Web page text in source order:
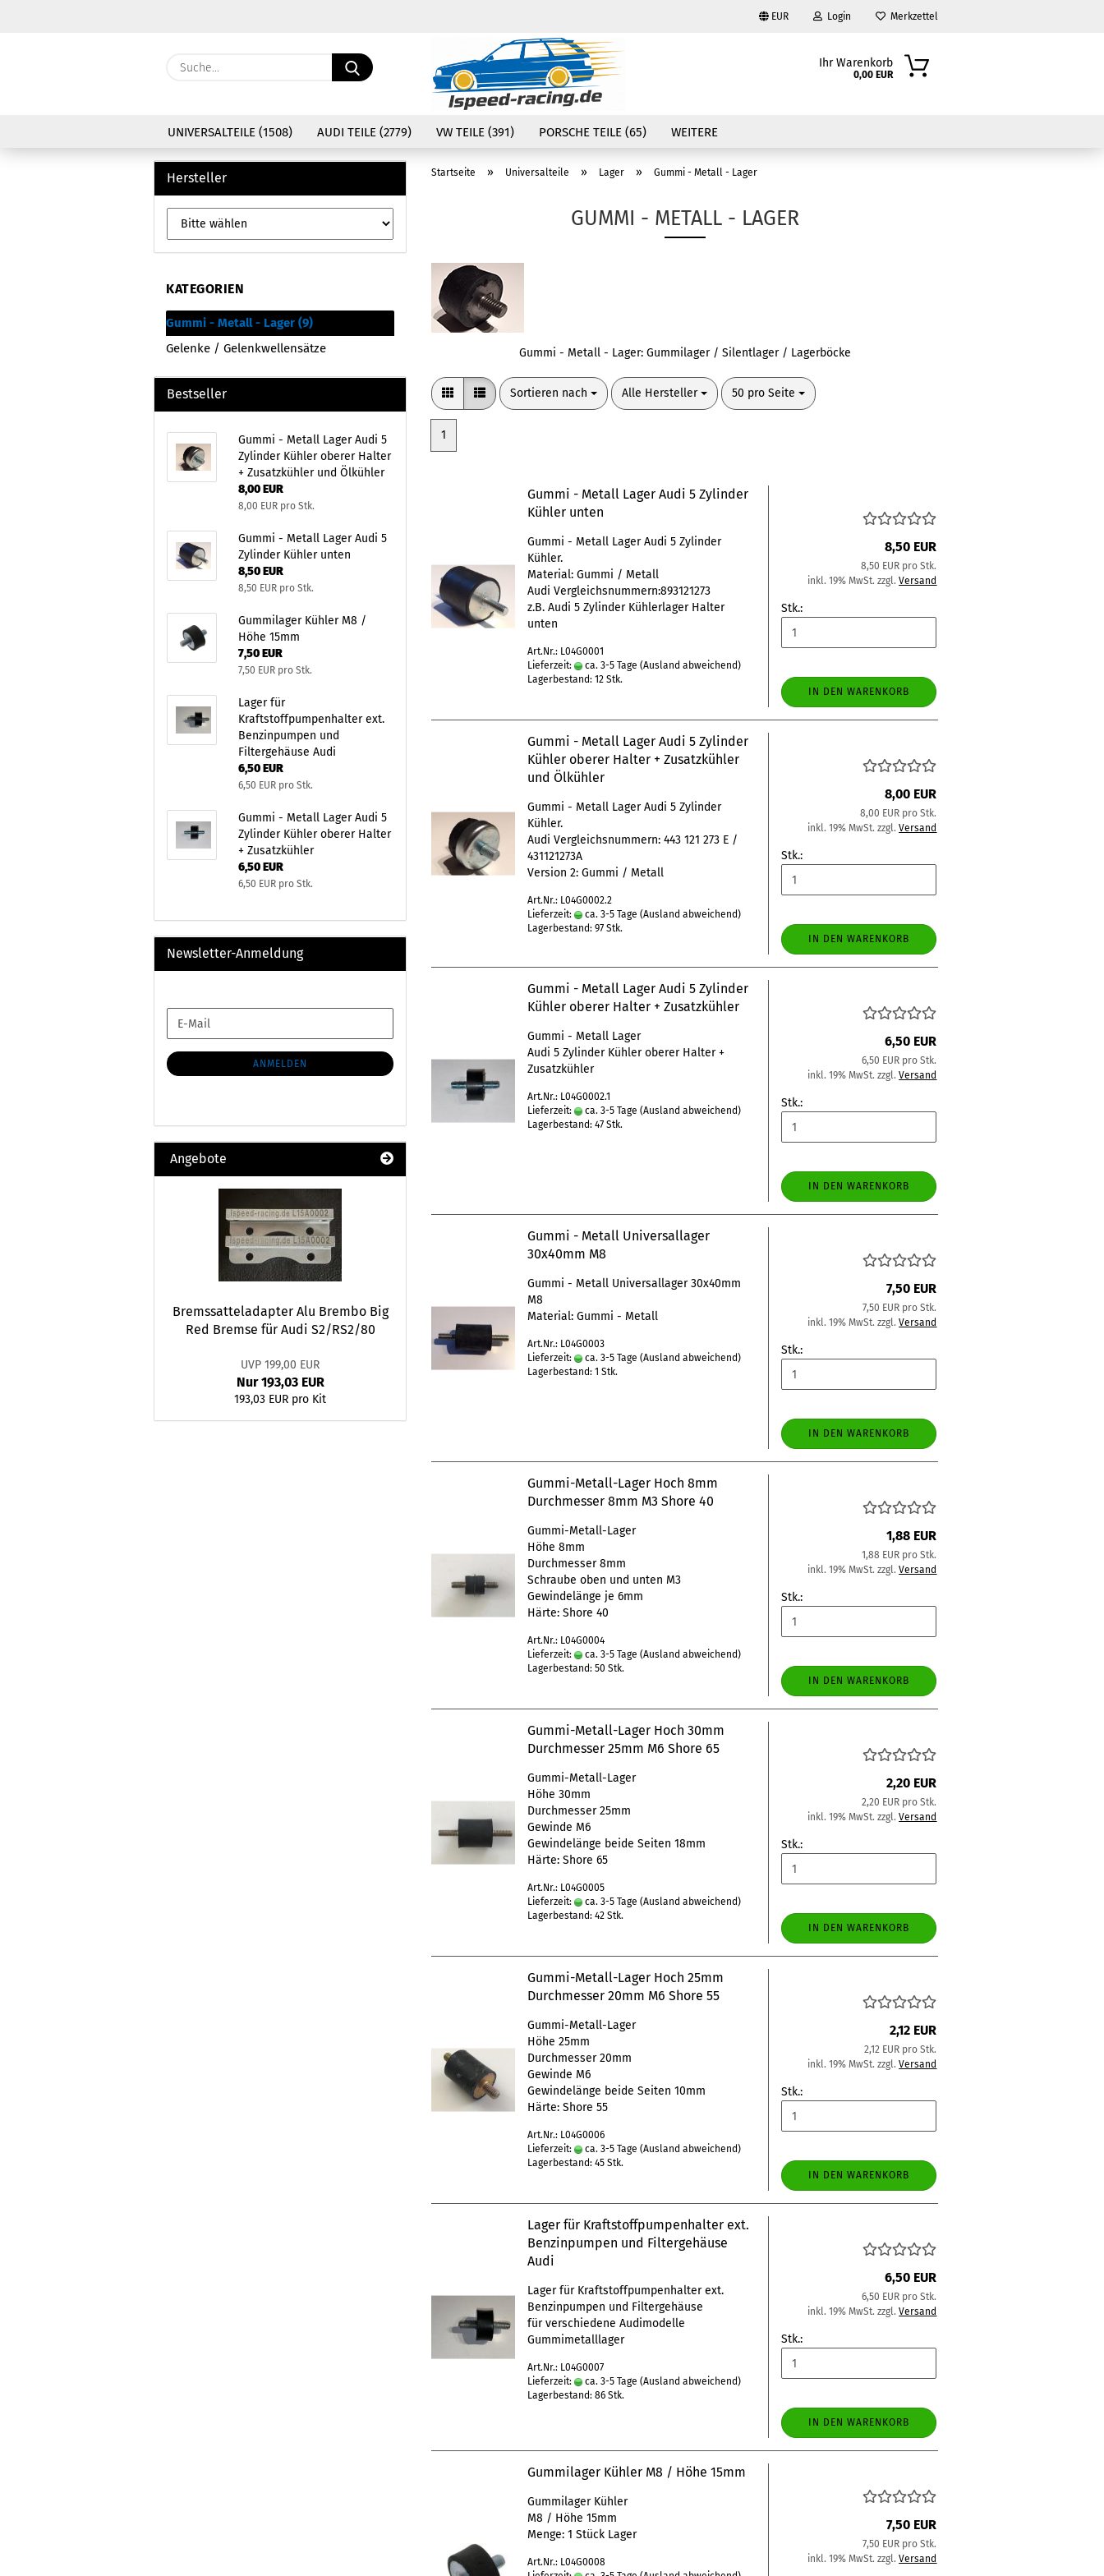
EUR
Währung auswählen
Login Merkzettel
Suche... Ihr Warenkorb
0,00 EUR
UNIVERSALTEILE (1508) AUDI TEILE (2779) VW TEILE (391) PORSCHE TEILE (65) WEITERE
Startseite » Universalteile » Lager » Gummi - Metall - Lager
GUMMI - METALL - LAGER
Gummi - Metall - Lager: Gummilager / Silentlager / Lagerböcke
Sortieren nach
Sortieren nach Alle Hersteller
pro Seite 50 pro Seite
pro Seite
1
Gummi - Metall Lager Audi 5 Zylinder
Kühler unten
Gummi - Metall Lager Audi 5 Zylinder
Kühler.
Material: Gummi / Metall
Audi Vergleichsnummern:893121273
z.B. Audi 5 Zylinder Kühlerlager Halter
unten
Art.Nr.: L04G0001
Lieferzeit:
ca. 3-5 Tage (Ausland abweichend)
Lagerbestand: 12 Stk.
8,50 EUR
8,50 EUR pro Stk.
inkl. 19% MwSt. zzgl.Versand
Stk.:
IN DEN WARENKORB
Gummi - Metall Lager Audi 5 Zylinder
Kühler oberer Halter + Zusatzkühler
und Ölkühler
Gummi - Metall Lager Audi 5 Zylinder
Kühler.
Audi Vergleichsnummern: 443 121 273 E /
431121273A
Version 2: Gummi / Metall
Art.Nr.: L04G0002.2
Lieferzeit:
ca. 3-5 Tage (Ausland abweichend)
Lagerbestand: 97 Stk.
8,00 EUR
8,00 EUR pro Stk.
inkl. 19% MwSt. zzgl.Versand
Stk.:
IN DEN WARENKORB
Gummi - Metall Lager Audi 5 Zylinder
Kühler oberer Halter + Zusatzkühler
Gummi - Metall Lager
Audi 5 Zylinder Kühler oberer Halter +
Zusatzkühler
Art.Nr.: L04G0002.1
Lieferzeit:
ca. 3-5 Tage (Ausland abweichend)
Lagerbestand: 47 Stk.
6,50 EUR
6,50 EUR pro Stk.
inkl. 19% MwSt. zzgl.Versand
Stk.:
IN DEN WARENKORB
Gummi - Metall Universallager
30x40mm M8
Gummi - Metall Universallager 30x40mm
M8
Material: Gummi - Metall
Art.Nr.: L04G0003
Lieferzeit:
ca. 3-5 Tage (Ausland abweichend)
Lagerbestand: 1 Stk.
7,50 EUR
7,50 EUR pro Stk.
inkl. 19% MwSt. zzgl.Versand
Stk.:
IN DEN WARENKORB
Gummi-Metall-Lager Hoch 8mm
Durchmesser 8mm M3 Shore 40
Gummi-Metall-Lager
Höhe 8mm
Durchmesser 8mm
Schraube oben und unten M3
Gewindelänge je 6mm
Härte: Shore 40
Art.Nr.: L04G0004
Lieferzeit:
ca. 3-5 Tage (Ausland abweichend)
Lagerbestand: 50 Stk.
1,88 EUR
1,88 EUR pro Stk.
inkl. 19% MwSt. zzgl.Versand
Stk.:
IN DEN WARENKORB
Gummi-Metall-Lager Hoch 30mm
Durchmesser 25mm M6 Shore 65
Gummi-Metall-Lager
Höhe 30mm
Durchmesser 25mm
Gewinde M6
Gewindelänge beide Seiten 18mm
Härte: Shore 65
Art.Nr.: L04G0005
Lieferzeit:
ca. 3-5 Tage (Ausland abweichend)
Lagerbestand: 42 Stk.
2,20 EUR
2,20 EUR pro Stk.
inkl. 19% MwSt. zzgl.Versand
Stk.:
IN DEN WARENKORB
Gummi-Metall-Lager Hoch 25mm
Durchmesser 20mm M6 Shore 55
Gummi-Metall-Lager
Höhe 25mm
Durchmesser 20mm
Gewinde M6
Gewindelänge beide Seiten 10mm
Härte: Shore 55
Art.Nr.: L04G0006
Lieferzeit:
ca. 3-5 Tage (Ausland abweichend)
Lagerbestand: 45 Stk.
2,12 EUR
2,12 EUR pro Stk.
inkl. 19% MwSt. zzgl.Versand
Stk.:
IN DEN WARENKORB
Lager für Kraftstoffpumpenhalter ext.
Benzinpumpen und Filtergehäuse
Audi
Lager für Kraftstoffpumpenhalter ext.
Benzinpumpen und Filtergehäuse
für verschiedene Audimodelle
Gummimetalllager
Art.Nr.: L04G0007
Lieferzeit:
ca. 3-5 Tage (Ausland abweichend)
Lagerbestand: 86 Stk.
6,50 EUR
6,50 EUR pro Stk.
inkl. 19% MwSt. zzgl.Versand
Stk.:
IN DEN WARENKORB
Gummilager Kühler M8 / Höhe 15mm
Gummilager Kühler
M8 / Höhe 15mm
Menge: 1 Stück Lager
Art.Nr.: L04G0008
7,50 EUR
7,50 EUR pro Stk.
inkl. 19% MwSt. zzgl.Versand
Hersteller
KATEGORIEN
Gummi - Metall - Lager (9)
Gelenke / Gelenkwellensätze
Bestseller
Gummi - Metall Lager Audi 5
Zylinder Kühler oberer Halter
+ Zusatzkühler und Ölkühler
8,00 EUR
8,00 EUR pro Stk.
Gummi - Metall Lager Audi 5
Zylinder Kühler unten
8,50 EUR
8,50 EUR pro Stk.
Gummilager Kühler M8 /
Höhe 15mm
7,50 EUR
7,50 EUR pro Stk.
Lager für
Kraftstoffpumpenhalter ext.
Benzinpumpen und
Filtergehäuse Audi
6,50 EUR
6,50 EUR pro Stk.
Gummi - Metall Lager Audi 5
Zylinder Kühler oberer Halter
+ Zusatzkühler
6,50 EUR
6,50 EUR pro Stk.
Newsletter-Anmeldung
ZUR
ANMELDUNG
E-
Mail
ANMELDEN
Angebote
Bremssatteladapter Alu Brembo Big
Red Bremse für Audi S2/RS2/80
UVP 199,00 EUR
Nur 193,03 EUR
193,03 EUR pro Kit